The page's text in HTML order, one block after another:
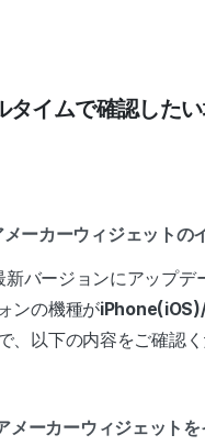
イムで確認したい
ーカーウィジェットの
バージョンにアップデ
ンの機種が
、以下の内容をご確認く
ーカーウィジェット